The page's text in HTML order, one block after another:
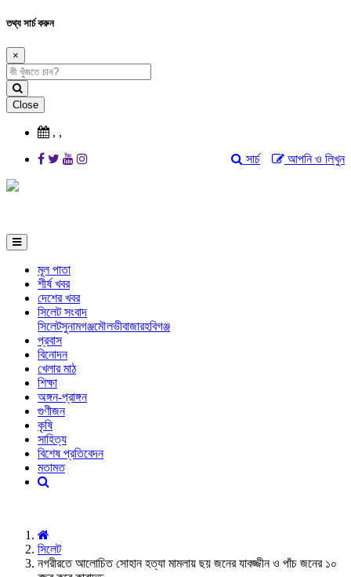
তথ্য সার্চ করুন
×
Close
, ,
আপনি ও লিখুন
সার্চ
মূল পাতা
শীর্ষ খবর
দেশের খবর
সিলেট সংবাদ
সিলেটসুনামগঞ্জমৌলভীবাজারহবিগঞ্জ
প্রবাস
বিনোদন
খেলার মাঠ
শিক্ষা
অঙ্গন-প্রাঙ্গন
গুণীজন
কৃষি
সাহিত্য
বিশেষ প্রতিবেদন
মতামত
সিলেট
নগরীরতে আলোচিত সোহান হত্যা মামলায় ছয় জনের যাবজ্জীন ও পাঁচ জনের ১০